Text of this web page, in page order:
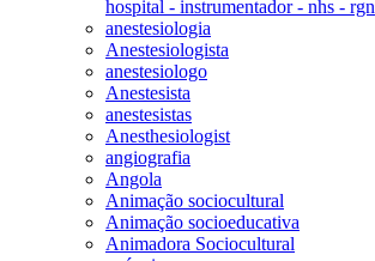
hospital - instrumentador - nhs - rgn
anestesiologia
Anestesiologista
anestesiologo
Anestesista
anestesistas
Anesthesiologist
angiografia
Angola
Animação sociocultural
Animação socioeducativa
Animadora Sociocultural